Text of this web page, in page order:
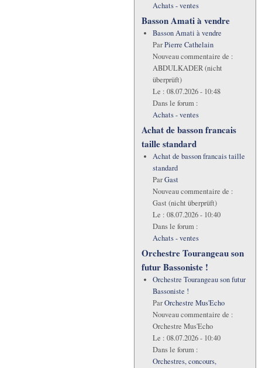
Achats - ventes
Basson Amati à vendre
Basson Amati à vendre
ParPierre Cathelain
Nouveau commentaire de :
ABDULKADER (nicht
überprüft)
Le : 08.07.2026 - 10:48
Dans le forum :
Achats - ventes
Achat de basson francais
taille standard
Achat de basson francais taille
standard
ParGast
Nouveau commentaire de :
Gast (nicht überprüft)
Le : 08.07.2026 - 10:40
Dans le forum :
Achats - ventes
Orchestre Tourangeau son
futur Bassoniste !
Orchestre Tourangeau son futur
Bassoniste !
ParOrchestre Mus'Echo
Nouveau commentaire de :
Orchestre Mus'Echo
Le : 08.07.2026 - 10:40
Dans le forum :
Orchestres, concours,